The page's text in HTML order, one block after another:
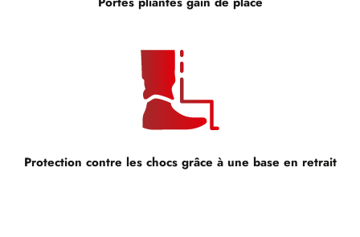
Protection contre les chocs grâce à une base en retrait